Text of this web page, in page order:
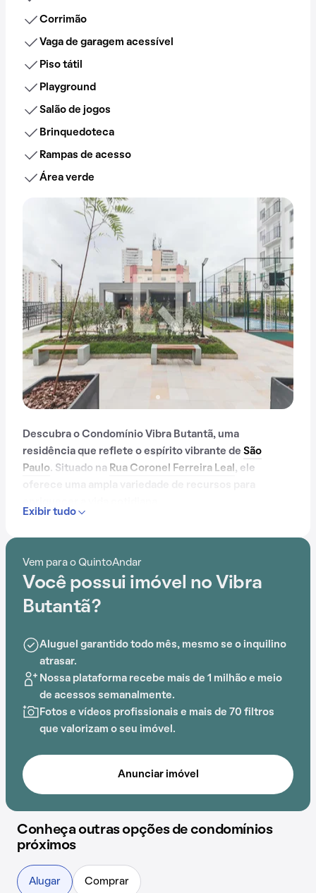
Corrimão
Vaga de garagem acessível
Piso tátil
Playground
Salão de jogos
Brinquedoteca
Rampas de acesso
Área verde
Descubra o Condomínio Vibra Butantã, uma
residência que reflete o espírito vibrante de São
Paulo. Situado na Rua Coronel Ferreira Leal, ele
Com apenas 2 anos, o Condomínio Vibra Butantã foi
praticidade e em uma região que facilita o dia a dia.
Com portaria 24 horas, elevador, academia, piscina,
jogos e brinquedoteca, o Condomínio Vibra Butantã é
ideal para quem busca conforto e entretenimento.
A proximidade com Colégio Davina Gasparini, USP, IW
inglês sem enrolação, Butantã Shopping, Colégio
Souza e Almeida - Objetivo e
Estação Vila Sônia
Exibir tudo
Vem para o QuintoAndar
Você possui imóvel no Vibra
Butantã?
Aluguel garantido todo mês, mesmo se o inquilino
atrasar.
Nossa plataforma recebe mais de 1 milhão e meio
de acessos semanalmente.
Fotos e vídeos profissionais e mais de 70 filtros
que valorizam o seu imóvel.
Anunciar imóvel
Conheça outras opções de condomínios
próximos
Alugar Comprar